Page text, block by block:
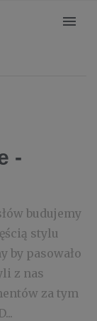
-
budujemy
stylu
by pasowało
z nas
za tym